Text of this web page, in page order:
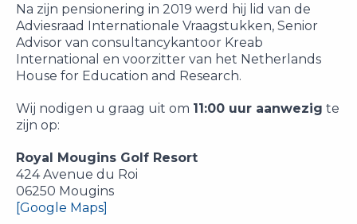
Na zijn pensionering in 2019 werd hij lid van de
Adviesraad Internationale Vraagstukken, Senior
Advisor van consultancykantoor Kreab
International en voorzitter van het Netherlands
House for Education and Research.
Wij nodigen u graag uit om 11:00 uur aanwezig te
zijn op:
Royal Mougins Golf Resort
424 Avenue du Roi
06250 Mougins
[Google Maps]